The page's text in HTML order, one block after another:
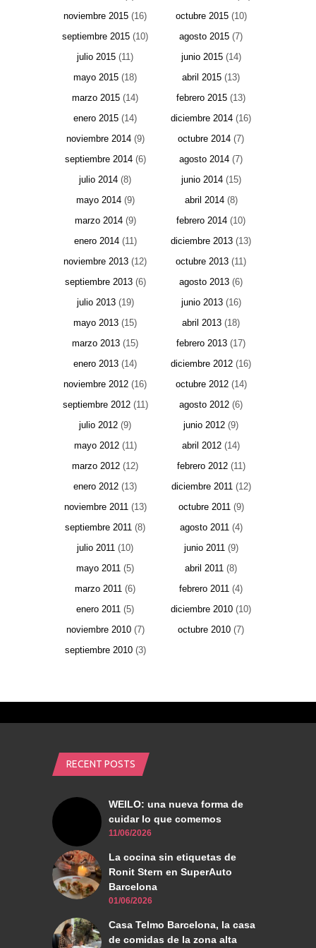
noviembre 2015 (16) octubre 2015(10)
septiembre 2015 (10) agosto 2015 (7)
julio 2015 (11) junio 2015(14)
mayo 2015 (18) abril 2015 (13)
marzo 2015 (14) febrero 2015 (13)
enero 2015 (14) diciembre 2014 (16)
noviembre 2014(9) octubre 2014 (7)
septiembre 2014(6) agosto 2014 (7)
julio 2014 (8) junio 2014(15)
mayo 2014(9) abril 2014(8)
marzo 2014(9) febrero 2014 (10)
enero 2014(11) diciembre 2013 (13)
noviembre 2013 (12) octubre 2013 (11)
septiembre 2013(6) agosto 2013 (6)
julio 2013(19) junio 2013(16)
mayo 2013 (15) abril 2013 (18)
marzo 2013 (15) febrero 2013 (17)
enero 2013 (14) diciembre 2012 (16)
noviembre 2012 (16) octubre 2012(14)
septiembre 2012(11) agosto 2012 (6)
julio 2012 (9) junio 2012 (9)
mayo 2012(11) abril 2012 (14)
marzo 2012 (12) febrero 2012(11)
enero 2012 (13) diciembre 2011(12)
noviembre 2011(13) octubre 2011(9)
septiembre 2011 (8) agosto 2011(4)
julio 2011 (10) junio 2011(9)
mayo 2011 (5) abril 2011 (8)
marzo 2011 (6) febrero 2011 (4)
enero 2011 (5) diciembre 2010 (10)
noviembre 2010(7) octubre 2010 (7)
septiembre 2010(3)
RECENT POSTS
WEILO: una nueva forma de
cuidar lo que comemos
11/06/2026
La cocina sin etiquetas de
Ronit Stern en SuperAuto
Barcelona
01/06/2026
Casa Telmo Barcelona, la casa
de comidas de la zona alta